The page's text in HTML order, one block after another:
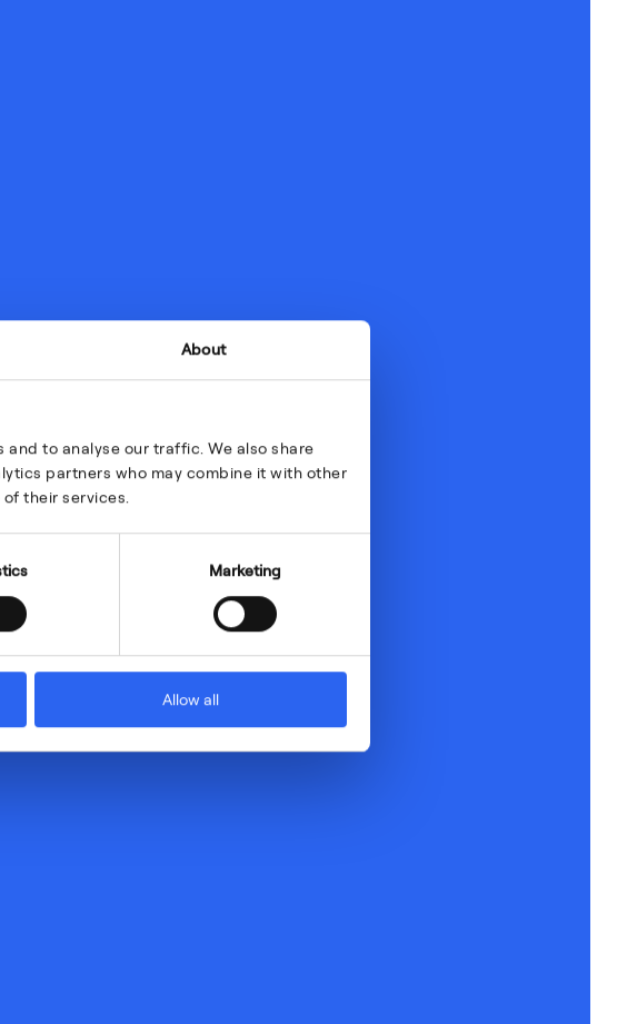
About
to analyse our traffic. We also share
partners who may combine it with other
their services.
Marketing
Allow all